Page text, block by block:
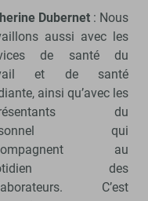
Dubernet : Nous
aussi avec les
de santé du
et de santé
ainsi qu’avec les
du
qui
au
des
C’est